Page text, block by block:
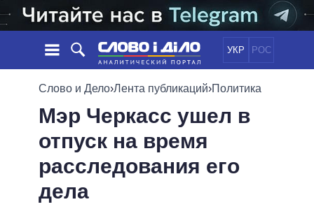
УКР РОС
НОВОСТИ
ЛЕНТА
СОБЫТИЯ
СТАТЬИ
ОБЗОРЫ
ПОЛИТИКА
ЭКОНОМИКА
ОБЩЕСТВО
ОБЕЩАНИЯ
ПОЛИТИКИ
ВСЕ ПОЛИТИКИ
ПРЕЗИДЕНТ И ОФИС
ИНФОГРАФИКА
Слово и Дело›Лента публикаций›Политика
Мэр Черкасс ушел в
отпуск на время
расследования его
дела